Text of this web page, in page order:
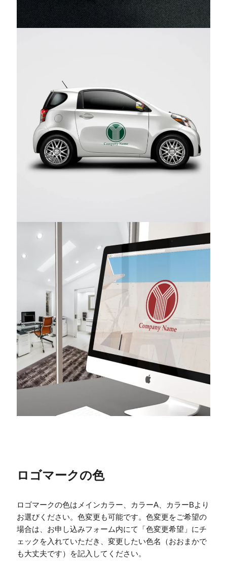
ロゴマークの色
ロゴマークの色はメインカラー、カラーA、カラーBより
お選びください。色変更も可能です。色変更をご希望の
場合は、お申し込みフォーム内にて「色変更希望」にチ
ェックを入れていただき、変更したい色名（おおまかで
も大丈夫です）を記入してください。